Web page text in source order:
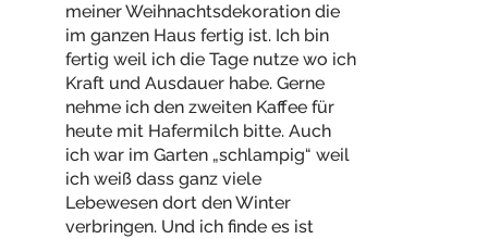
meiner Weihnachtsdekoration die
im ganzen Haus fertig ist. Ich bin
fertig weil ich die Tage nutze wo ich
Kraft und Ausdauer habe. Gerne
nehme ich den zweiten Kaffee für
heute mit Hafermilch bitte. Auch
ich war im Garten „schlampig“ weil
ich weiß dass ganz viele
Lebewesen dort den Winter
verbringen. Und ich finde es ist